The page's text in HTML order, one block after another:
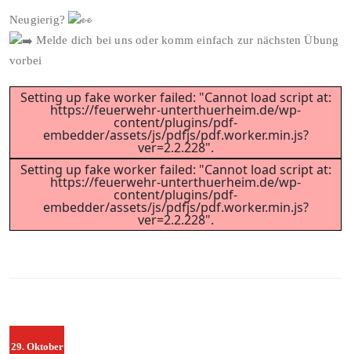
Neugierig?
Melde dich bei uns oder komm einfach zur nächsten Übung
vorbei
Setting up fake worker failed: "Cannot load script at:
https://feuerwehr-unterthuerheim.de/wp-
content/plugins/pdf-
embedder/assets/js/pdfjs/pdf.worker.min.js?
ver=2.2.228".
Setting up fake worker failed: "Cannot load script at:
https://feuerwehr-unterthuerheim.de/wp-
content/plugins/pdf-
embedder/assets/js/pdfjs/pdf.worker.min.js?
ver=2.2.228".
29. Oktober